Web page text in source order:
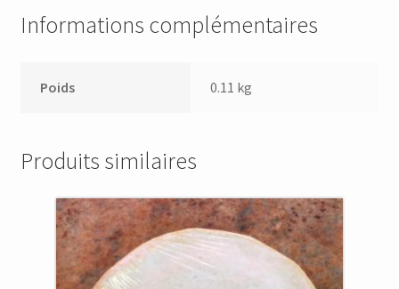
Informations complémentaires
Poids 0.11 kg
Produits similaires